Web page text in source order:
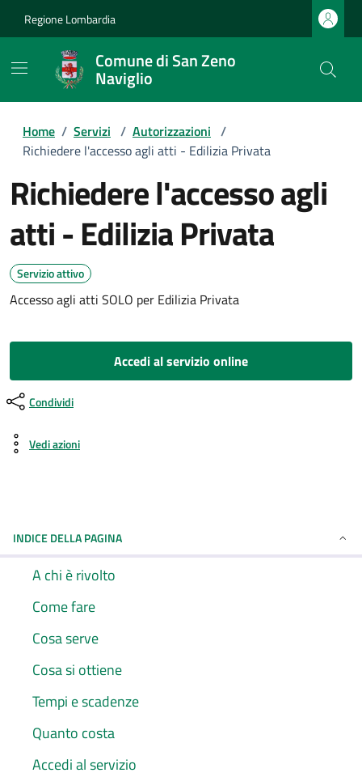
Regione Lombardia
Comune di San Zeno
Naviglio
Home / Servizi / Autorizzazioni /
Richiedere l'accesso agli atti - Edilizia Privata
Richiedere l'accesso agli
atti - Edilizia Privata
Servizio attivo
Accesso agli atti SOLO per Edilizia Privata
Accedi al servizio online
Condividi
Vedi azioni
INDICE DELLA PAGINA
A chi è rivolto
Come fare
Cosa serve
Cosa si ottiene
Tempi e scadenze
Quanto costa
Accedi al servizio